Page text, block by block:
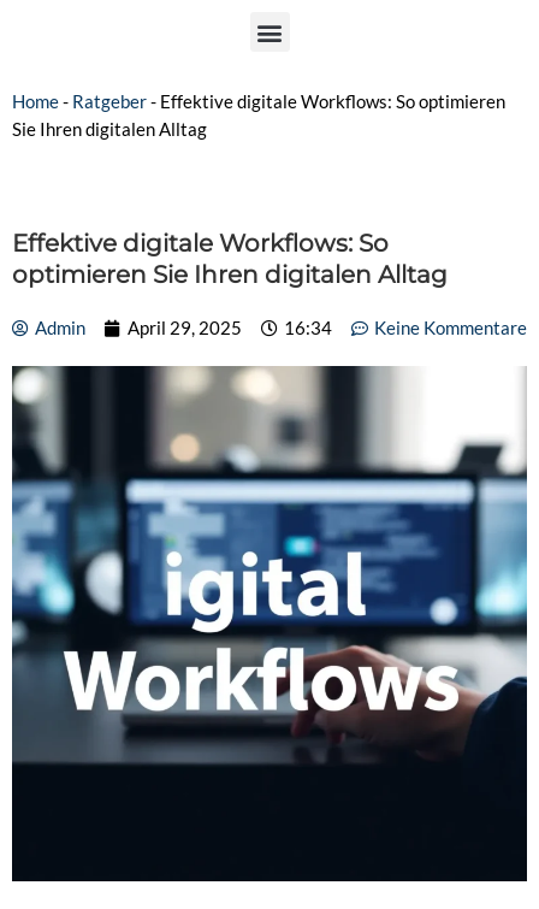
Home- Ratgeber- Effektive digitale Workflows: So optimieren
Sie Ihren digitalen Alltag
Effektive digitale Workflows: So
optimieren Sie Ihren digitalen Alltag
Admin April 29, 2025 16:34 Keine Kommentare